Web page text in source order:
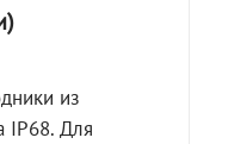
из
IP68. Для